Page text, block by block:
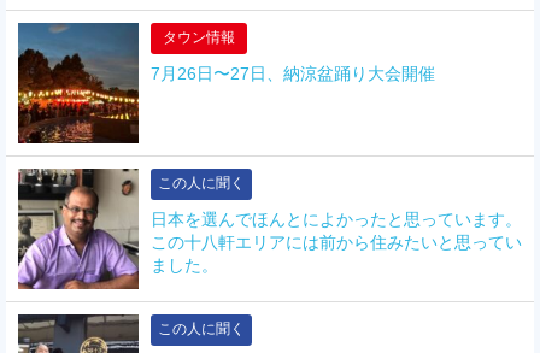
タウン情報
7月26日〜27日、納涼盆踊り大会開催
この人に聞く
日本を選んでほんとによかったと思っています。
この十八軒エリアには前から住みたいと思ってい
ました。
この人に聞く